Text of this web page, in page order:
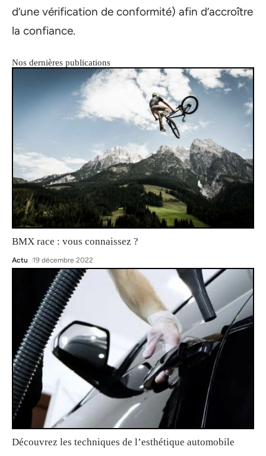
d’une vérification de conformité) afin d’accroître
la confiance.
Nos dernières publications
BMX race : vous connaissez ?
Actu 19 décembre 2022
Découvrez les techniques de l’esthétique automobile